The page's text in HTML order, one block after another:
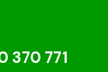
370 771
370 771